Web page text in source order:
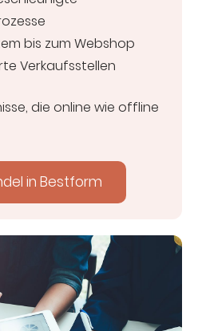
bis zum Webshop
Verkaufsstellen
die online wie offline
in Bestform